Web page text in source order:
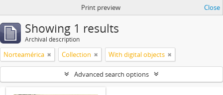
Print preview Close
Showing 1 results
Archival description
Norteamérica Collection With digital objects
Advanced search options